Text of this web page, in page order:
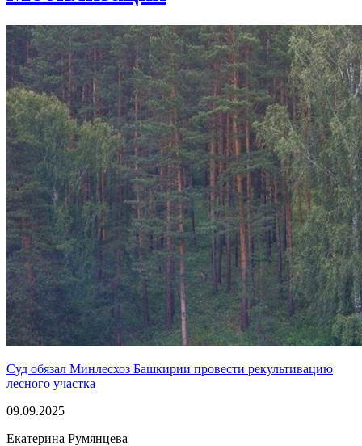
Суд обязал Минлесхоз Башкирии провести рекультивацию
лесного участка
09.09.2025
Екатерина Румянцева